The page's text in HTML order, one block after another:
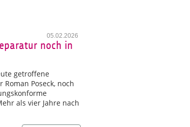
05.02.2026
noch in
getroffene
Poseck, noch
als vier Jahre nach